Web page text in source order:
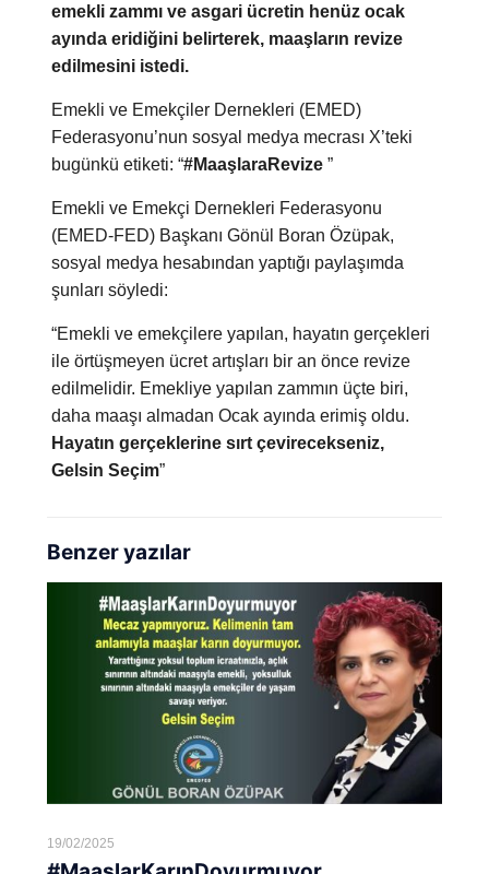
emekli zammı ve asgari ücretin henüz ocak
ayında eridiğini belirterek, maaşların revize
edilmesini istedi.
Emekli ve Emekçiler Dernekleri (EMED)
Federasyonu’nun sosyal medya mecrası X’teki
bugünkü etiketi: “#MaaşlaraRevize”
Emekli ve Emekçi Dernekleri Federasyonu
(EMED-FED) Başkanı Gönül Boran Özüpak,
sosyal medya hesabından yaptığı paylaşımda
şunları söyledi:
“Emekli ve emekçilere yapılan, hayatın gerçekleri
ile örtüşmeyen ücret artışları bir an önce revize
edilmelidir. Emekliye yapılan zammın üçte biri,
daha maaşı almadan Ocak ayında erimiş oldu.
Hayatın gerçeklerine sırt çevirecekseniz,
Gelsin Seçim”
Benzer yazılar
19/02/2025